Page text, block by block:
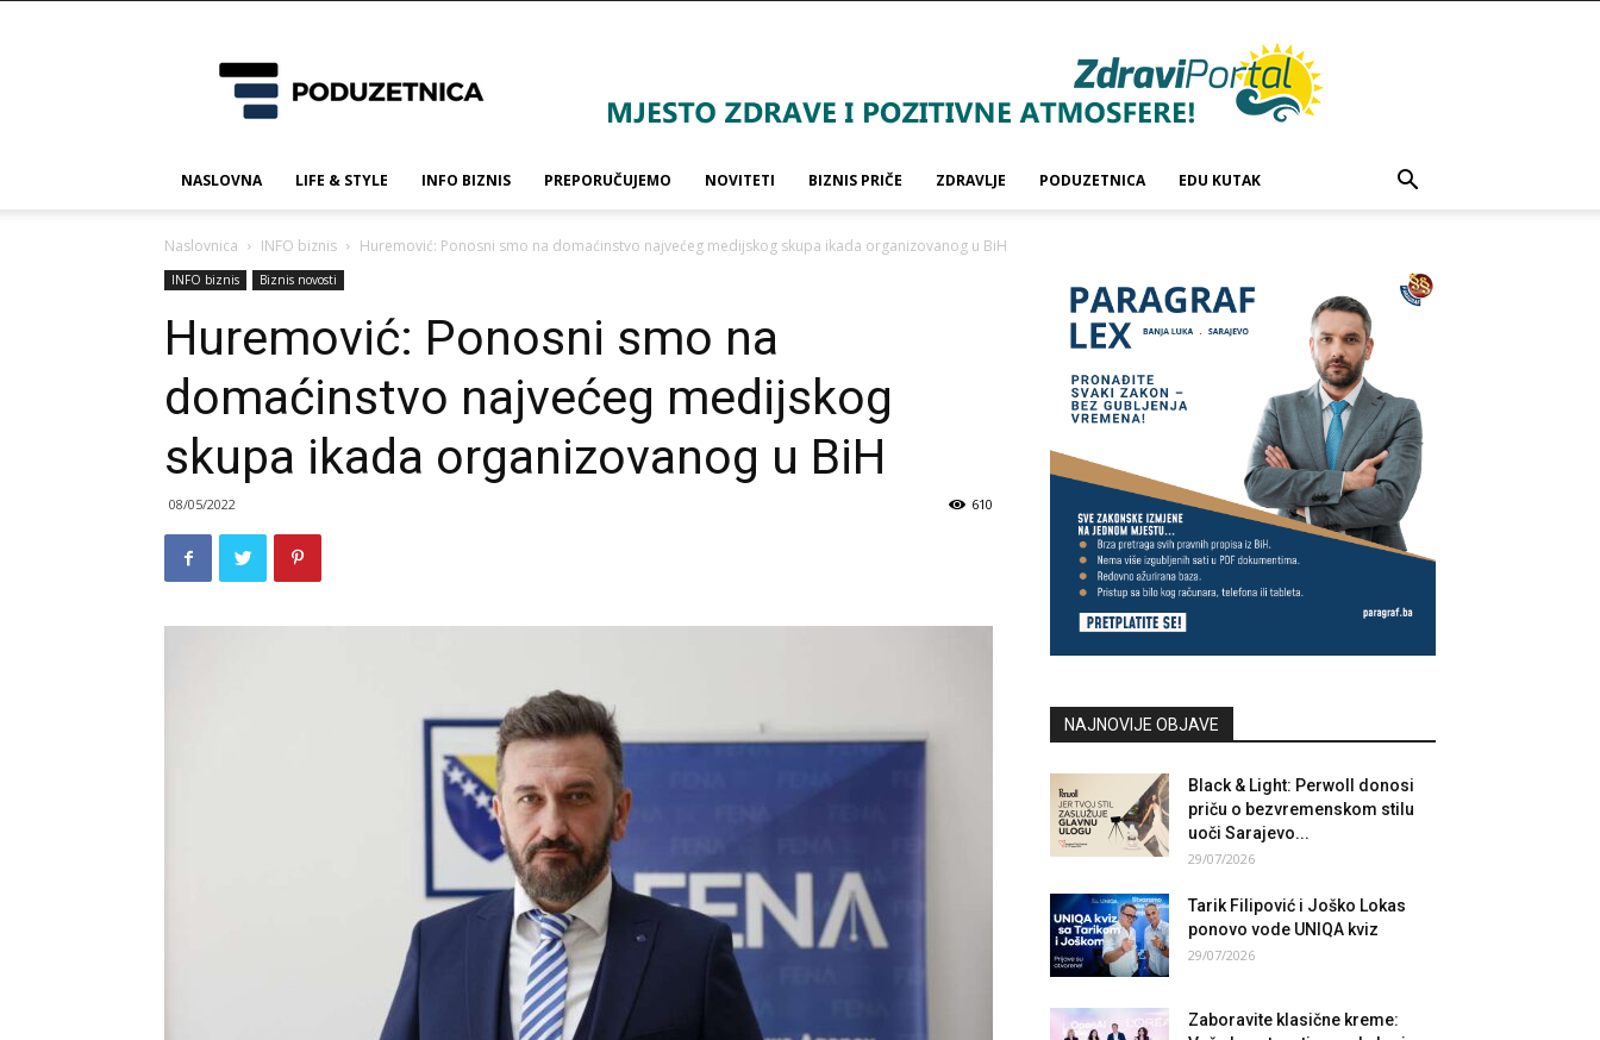
NASLOVNA LIFE & STYLE INFO BIZNIS PREPORUČUJEMO NOVITETI BIZNIS PRIČE ZDRAVLJE PODUZETNICA EDU KUTAK
Naslovnica INFO biznis Huremović: Ponosni smo na domaćinstvo najvećeg medijskog skupa ikada organizovanog u BiH
INFO biznis Biznis novosti
Huremović: Ponosni smo na
domaćinstvo najvećeg medijskog
skupa ikada organizovanog u BiH
08/05/2022 610
NAJNOVIJE OBJAVE
Black & Light: Perwoll donosi
priču o bezvremenskom stilu
uoči Sarajevo...
29/07/2026
Tarik Filipović i Joško Lokas
ponovo vode UNIQA kviz
29/07/2026
Zaboravite klasične kreme: